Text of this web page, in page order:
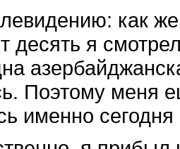
как
десять я
Поэтому меня
именно